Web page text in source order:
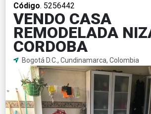
Código. 5256442
VENDO CASA
REMODELADA
CORDOBA
Bogotá D.C., Cundinamarca, Colombia